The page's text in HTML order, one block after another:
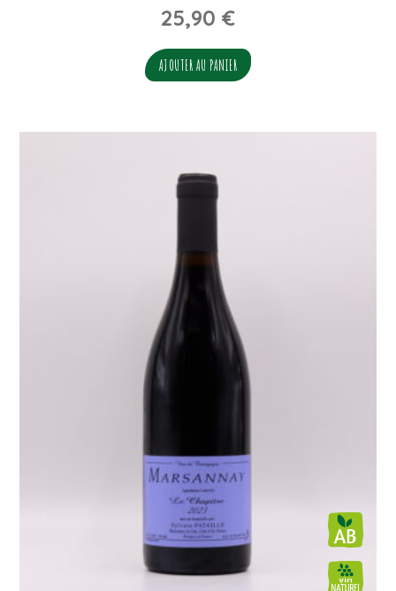
25,90 €
AJOUTER AU PANIER